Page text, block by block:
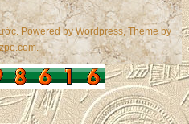
Powered byWordpress , Theme by
.